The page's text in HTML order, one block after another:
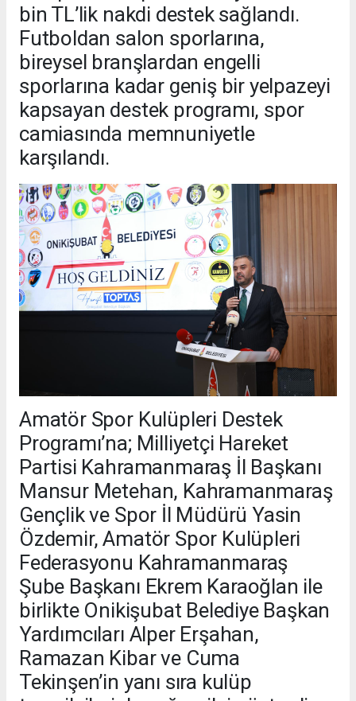
bin TL’lik nakdi destek sağlandı.
Futboldan salon sporlarına,
bireysel branşlardan engelli
sporlarına kadar geniş bir yelpazeyi
kapsayan destek programı, spor
camiasında memnuniyetle
karşılandı.
Amatör Spor Kulüpleri Destek
Programı’na; Milliyetçi Hareket
Partisi Kahramanmaraş İl Başkanı
Mansur Metehan, Kahramanmaraş
Gençlik ve Spor İl Müdürü Yasin
Özdemir, Amatör Spor Kulüpleri
Federasyonu Kahramanmaraş
Şube Başkanı Ekrem Karaoğlan ile
birlikte Onikişubat Belediye Başkan
Yardımcıları Alper Erşahan,
Ramazan Kibar ve Cuma
Tekinşen’in yanı sıra kulüp